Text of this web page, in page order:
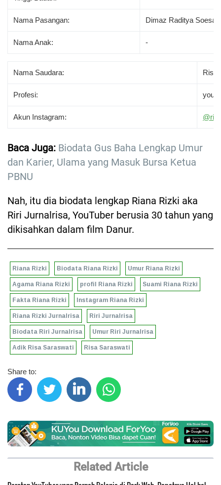
Nama Pasangan: Dimaz Raditya
Nama Anak: -
Nama Saudara: Risa
Profesi:
Akun Instagram:
Baca Juga: Biodata Gus Baha Lengkap Umur
dan Karier, Ulama yang Masuk Bursa Ketua
PBNU
Nah, itu dia biodata lengkap Riana Rizki aka
Riri Jurnalrisa, YouTuber berusia 30 tahun yang
dikisahkan dalam film Danur.
Riana Rizki Biodata Riana Rizki Umur Riana Rizki
Agama Riana Rizki profil Riana Rizki Suami Riana Rizki
Fakta Riana Rizki Instagram Riana Rizki
Riana Rizki Jurnalrisa Riri Jurnalrisa
Biodata Riri Jurnalrisa Umur Riri Jurnalrisa
Adik Risa Saraswati Risa Saraswati
Share to:
Related Article